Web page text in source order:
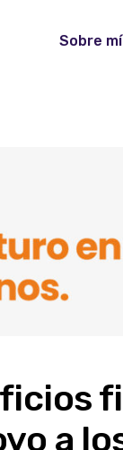
Sobre mí
a